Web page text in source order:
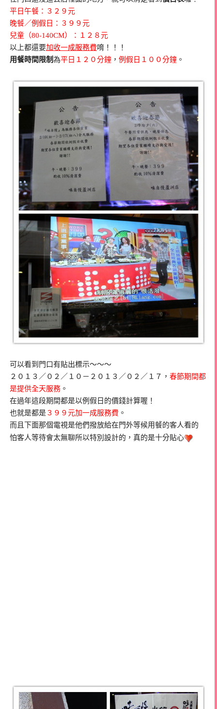
平日午餐：３２９元
晚餐／例假日：３９９元
兒童（80-140CM）：１２８元
以上都還要加收一成服務費唷！！！
用餐時間限制為平日１２０分鐘 ， 例假日１００分鐘 。
可以看到門口有貼出標示～～～
２０１３／０２／１０－２０１３／０２／１７， 春節期間都
是提供全天服務 。
在過年這段期間都是以例假日的價錢計算喔！
也就是都是３９９元加一成服務費 。
而且下面那個電視是他們撥放給在門外等候用餐的客人看的
怕客人等待會太無聊所以特別設計的，真的是十分貼心